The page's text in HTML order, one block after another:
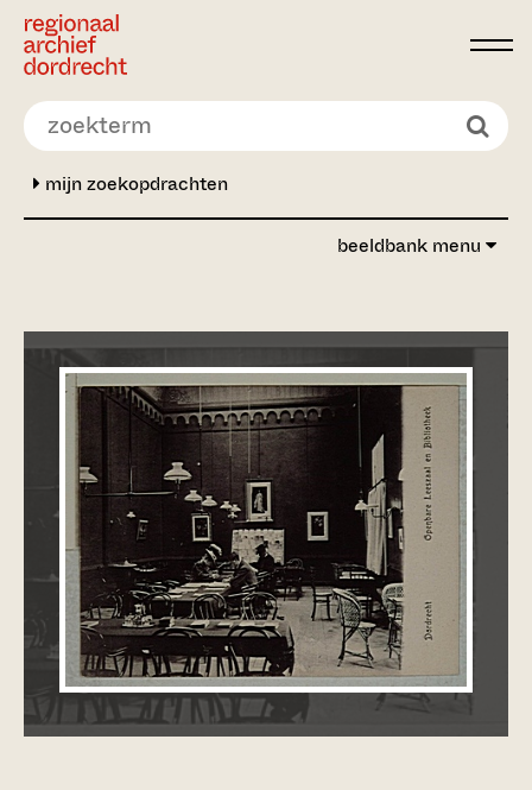
Ga direct naar de inhoud
mijn zoekopdrachten
beeldbank menu